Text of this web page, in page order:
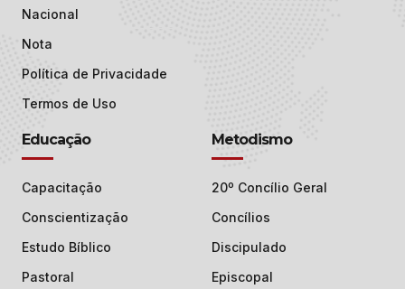
Nacional
Nota
Política de Privacidade
Termos de Uso
Educação
Capacitação
Conscientização
Estudo Bíblico
Pastoral
Metodismo
20º Concílio Geral
Concílios
Discipulado
Episcopal